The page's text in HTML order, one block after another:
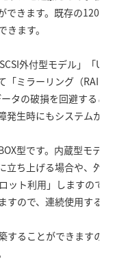
できます。既存の
ます。
外付型モデル」「
「ミラーリング（
タの破損を回避する
発生時にもシステムが
型です。内蔵型モデ
立ち上げる場合や、外
ット利用」しますので
すので、連続使用する
することができますの